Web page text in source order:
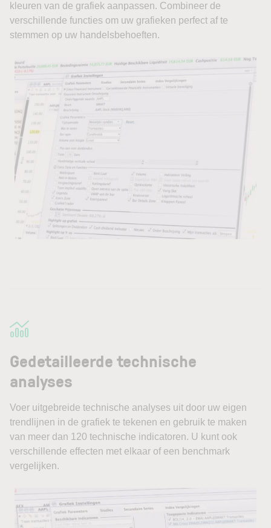
kleuren van de grafiek aanpassen. Combineer de
verschillende functies om uw grafieken perfect af te
stemmen op uw handelsbehoeften.
Gedetailleerde technische
analyses
Voer uitgebreide technische analyses uit door uw eigen
trendlijnen in de grafiek te tekenen en gebruik te maken
van meer dan 120 technische indicatoren. U kunt ook
verschillende effecten met elkaar of een benchmark
vergelijken.